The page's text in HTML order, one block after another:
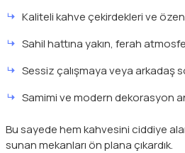
Kaliteli kahve çekirdekleri ve
Sahil hattına yakın, ferah
Sessiz çalışmaya veya arkadaş
Samimi ve modern dekorasyon
Bu sayede hem kahvesini ciddiye
sunan mekanları ön plana çıkardık.